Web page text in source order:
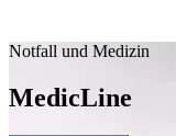
Notfall und Medizin
MedicLine